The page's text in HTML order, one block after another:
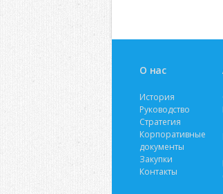
О нас
История
Руководство
Стратегия
Корпоративные
документы
Закупки
Контакты